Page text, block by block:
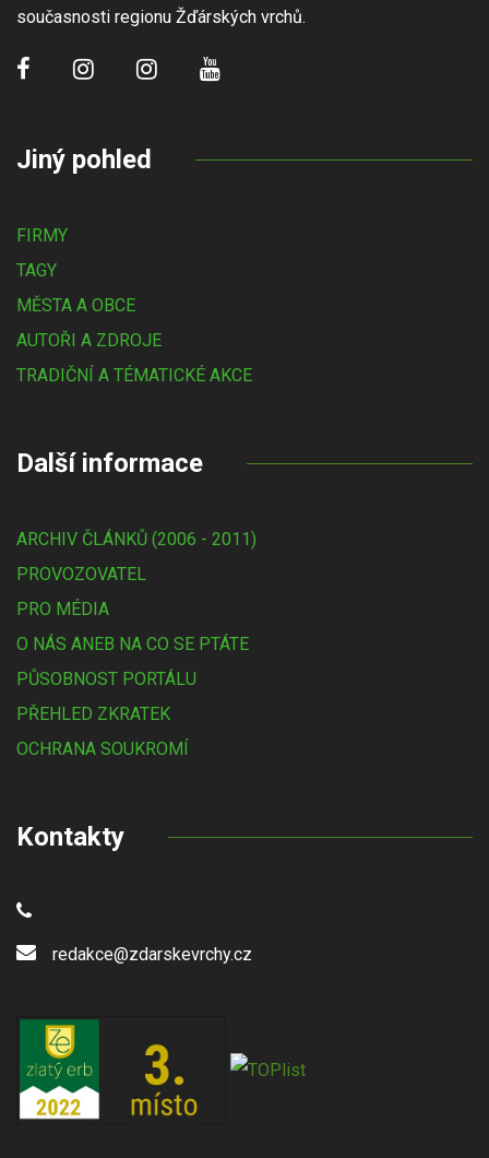
současnosti regionu Žďárských vrchů.
Jiný pohled
FIRMY
TAGY
MĚSTA A OBCE
AUTOŘI A ZDROJE
TRADIČNÍ A TÉMATICKÉ AKCE
Další informace
ARCHIV ČLÁNKŮ (2006 - 2011)
PROVOZOVATEL
PRO MÉDIA
O NÁS ANEB NA CO SE PTÁTE
PŮSOBNOST PORTÁLU
PŘEHLED ZKRATEK
OCHRANA SOUKROMÍ
Kontakty
redakce@zdarskevrchy.cz